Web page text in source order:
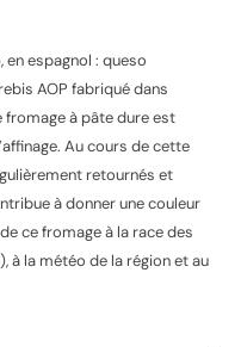
, en espagnol :queso
AOP fabriqué dans
fromage à pâte dure est
Au cours de cette
retournés et
à donner une couleur
ce fromage à la race des
à la météo de la région et au